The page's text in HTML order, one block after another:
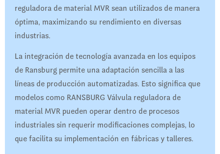
reguladora de material MVR sean utilizados de manera
óptima, maximizando su rendimiento en diversas
industrias.
La integración de tecnología avanzada en los equipos
de Ransburg permite una adaptación sencilla a las
líneas de producción automatizadas. Esto significa que
modelos como RANSBURG Válvula reguladora de
material MVR pueden operar dentro de procesos
industriales sin requerir modificaciones complejas, lo
que facilita su implementación en fábricas y talleres.